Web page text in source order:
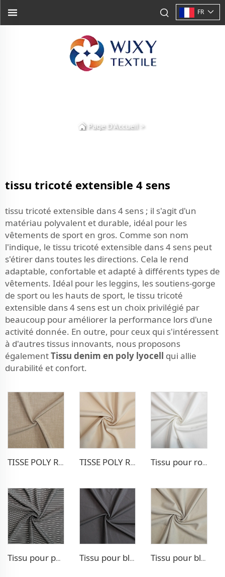
FR
Page D'Accueil>
tissu tricoté extensible 4 sens
tissu tricoté extensible dans 4 sens ; il s'agit d'un
matériau polyvalent et durable, idéal pour les
vêtements de sport en gros. Comme son nom
l'indique, le tissu tricoté extensible dans 4 sens peut
s'étirer dans toutes les directions. Cela le rend
adaptable, confortable et adapté à différents types de
vêtements. Idéal pour les leggins, les soutiens-gorge
de sport ou les hauts de sport, le tissu tricoté
extensible dans 4 sens est un choix privilégié par
beaucoup pour améliorer la performance lors d'une
activité donnée. En outre, pour ceux qui s'intéressent
à d'autres tissus innovants, nous proposons
égalementTissu denim en poly lyocell qui allie
durabilité et confort.
TISSE POLY RAYON POUR PANTALONS EXTENSIBLE TISSE POLY RAYON POUR BLAZER Tissu pour robe extensible Poly Rayon
Tissu pour pantalon style TR Strip Tissu pour blazer extensible TR Tissu pour blazer style chevron TR